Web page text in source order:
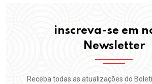
inscreva-se em
Newsletter
Receba todas as atualizações do